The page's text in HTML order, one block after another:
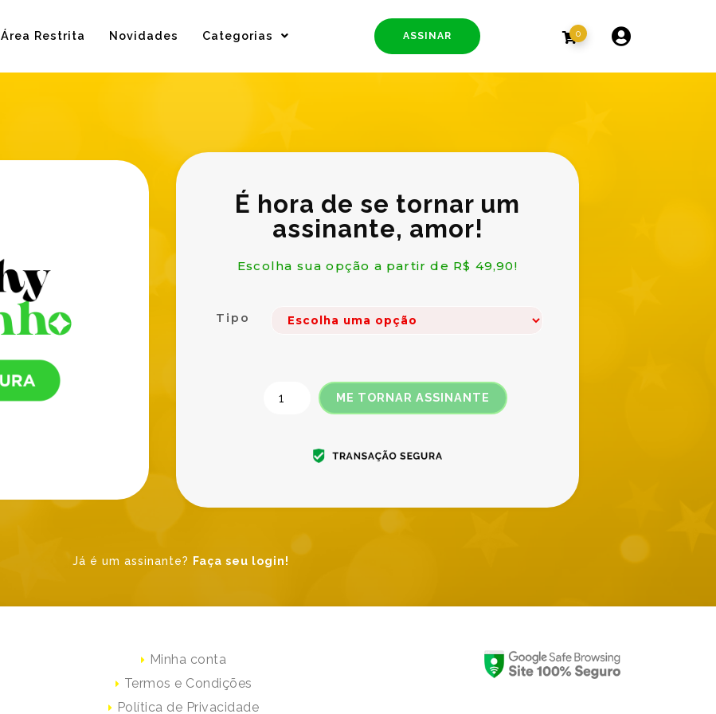
Área Restrita Novidades Categorias ASSINAR 0
É hora de se tornar um
assinante, amor!
Escolha sua opção a partir de R$ 49,90!
Tipo
ME TORNAR ASSINANTE
Já é um assinante? Faça seu login!
Minha conta
Termos e Condições
Política de Privacidade